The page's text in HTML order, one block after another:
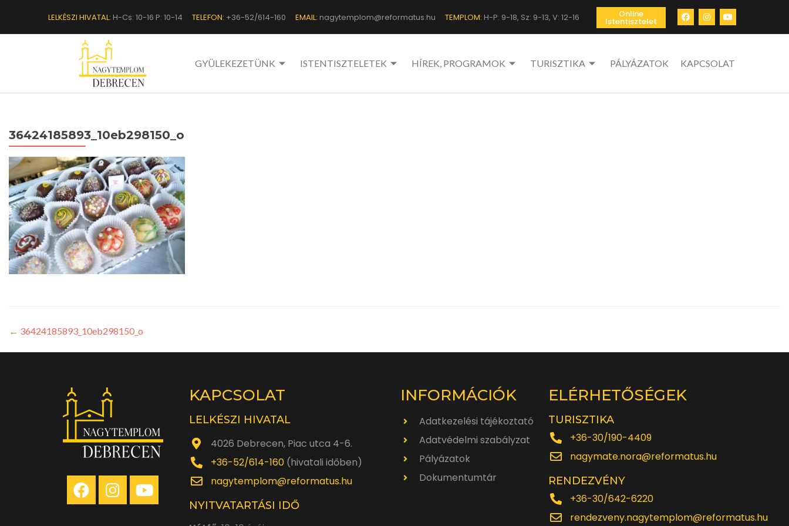
LELKÉSZI HIVATAL: H-Cs: 10-16 P: 10-14 TELEFON: +36-52/614-160 EMAIL: nagytemplom@reformatus.hu TEMPLOM: H-P: 9-18, Sz: 9-13, V: 12-16 Online
Istentisztelet
GYÜLEKEZETÜNK ISTENTISZTELETEK HÍREK, PROGRAMOK TURISZTIKA PÁLYÁZATOK KAPCSOLAT
36424185893_10eb298150_o
← 36424185893_10eb298150_o
KAPCSOLAT
LELKÉSZI HIVATAL
4026 Debrecen, Piac utca 4-6.
+36-52/614-160 (hivatali időben)
nagytemplom@reformatus.hu
NYITVATARTÁSI IDŐ
INFORMÁCIÓK
Adatkezelési tájékoztató
Adatvédelmi szabályzat
Pályázatok
Dokumentumtár
ELÉRHETŐSÉGEK
TURISZTIKA
+36-30/190-4409
nagymate.nora@reformatus.hu
RENDEZVÉNY
+36-30/642-6220
rendezveny.nagytemplom@reformatus.hu